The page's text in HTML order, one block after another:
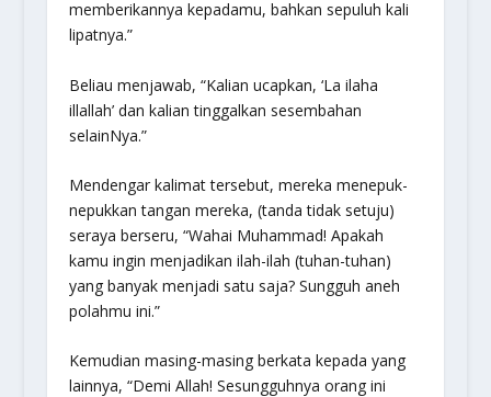
memberikannya kepadamu, bahkan sepuluh kali
lipatnya.”
Beliau menjawab, “Kalian ucapkan, ‘La ilaha
illallah’dan kalian tinggalkan sesembahan
selainNya.”
Mendengar kalimat tersebut, mereka menepuk-
nepukkan tangan mereka, (tanda tidak setuju)
seraya berseru, “Wahai Muhammad! Apakah
kamu ingin menjadikan ilah-ilah (tuhan-tuhan)
yang banyak menjadi satu saja? Sungguh aneh
polahmu ini.”
Kemudian masing-masing berkata kepada yang
lainnya, “Demi Allah! Sesungguhnya orang ini